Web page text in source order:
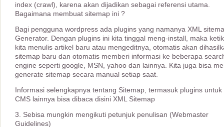
index (crawl), karena akan dijadikan sebagai referensi utama.
Bagaimana membuat sitemap ini ?
Bagi pengguna wordpress ada plugins yang namanya XML
Generator. Dengan plugins ini kita tinggal meng-install, maka
kita menulis artikel baru atau mengeditnya, otomatis akan
sitemap baru dan otomatis memberi informasi ke beberapa
engine seperti google, MSN, yahoo dan lainnya. Kita juga bisa
generate sitemap secara manual setiap saat.
Informasi selengkapnya tentang Sitemap, termasuk plugins untuk
CMS lainnya bisa dibaca disini XML Sitemap
3. Sebisa mungkin mengikuti petunjuk penulisan (Webmaster
Guidelines)